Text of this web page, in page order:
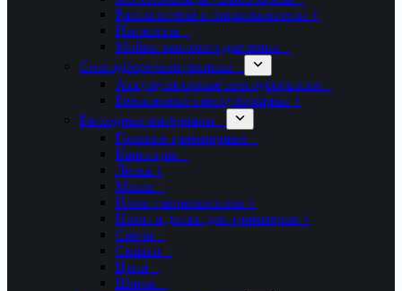
Распылители и опрыскиватели +
Пылесосы +
Мойки высокого давления +
Снегоуборочная техника +
Аккумуляторные снегоуборщики +
Бензиновые снегоуборщики +
Расходные материалы +
Головки триммерные +
Канистры +
Леска +
Масла +
Ножи газонокосилок +
Ножи и диски для триммеров +
Свечи +
Смазки +
Цепи +
Шины +